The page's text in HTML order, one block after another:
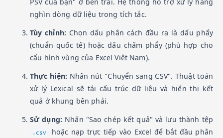
nghìn dòng dữ liệu trong tích tắc.
Tùy chỉnh: Chọn dấu phân cách đầu ra là dấu phẩy
(chuẩn quốc tế) hoặc dấu chấm phẩy (phù hợp cho
cấu hình vùng của Excel Việt Nam).
Thực hiện: Nhấn nút "Chuyển sang CSV". Thuật toán
xử lý Lexical sẽ tái cấu trúc dữ liệu và hiển thị kết
quả ở khung bên phải.
Sử dụng: Nhấn "Sao chép kết quả" và lưu thành tệp
.csv
hoặc nạp trực tiếp vào Excel để bắt đầu phân